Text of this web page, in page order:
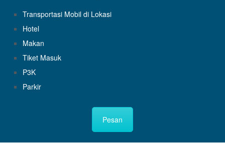
Transportasi Mobil di Lokasi
Hotel
Makan
Tiket Masuk
P3K
Parkir
Pesan